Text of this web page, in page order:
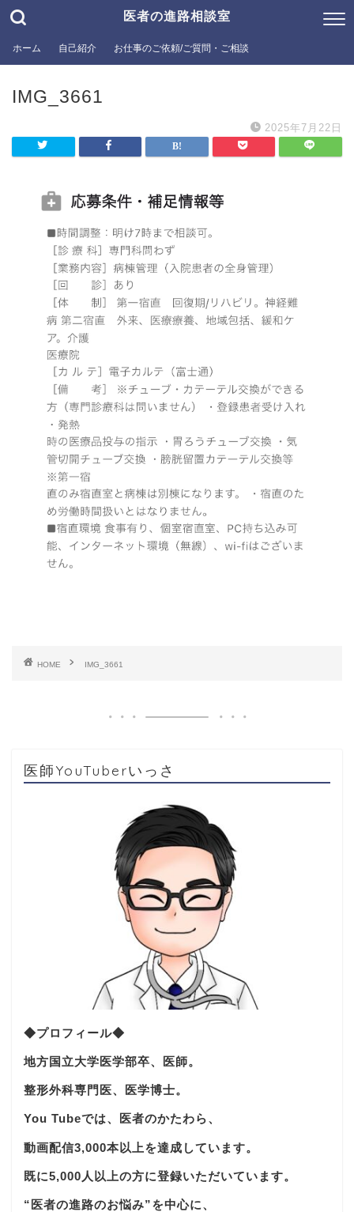
医者の進路相談室
ホーム 自己紹介 お仕事のご依頼/ご質問・ご相談
IMG_3661
2025年7月22日
HOME IMG_3661
医師YouTuberいっさ
◆プロフィール◆
地方国立大学医学部卒、医師。
整形外科専門医、医学博士。
You Tubeでは、医者のかたわら、
動画配信3,000本以上を達成しています。
既に5,000人以上の方に登録いただいています。
“医者の進路のお悩み”を中心に、